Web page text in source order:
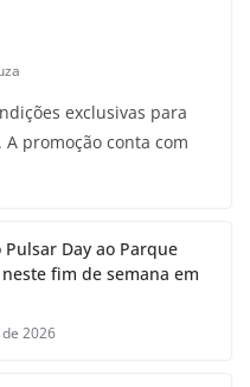
exclusivas para
promoção conta com
Pulsar Day ao Parque
fim de semana em
2026